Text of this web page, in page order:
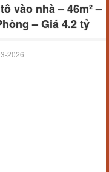
vào nhà – 46m² –
– Giá 4.2 tỷ
2026